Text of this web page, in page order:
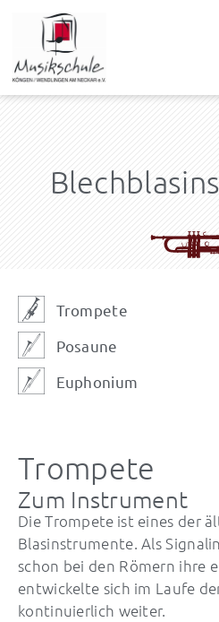
springen
Trompete
Posaune
Euphonium
Trompete
Zum Instrument
Die Trompete ist eines der
Blasinstrumente. Als
schon bei den Römern ihre
entwickelte sich im Laufe
kontinuierlich weiter.